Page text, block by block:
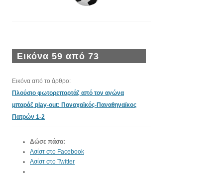
Εικόνα 59 από 73
Εικόνα από το άρθρο:
Πλούσιο φωτορεπορτάζ από τον αγώνα
μπαράζ play-out: Παναχαϊκός-Παναθηναϊκος
Πατρών 1-2
Δώσε πάσα:
Ασίστ στο Facebook
Ασίστ στο Twitter